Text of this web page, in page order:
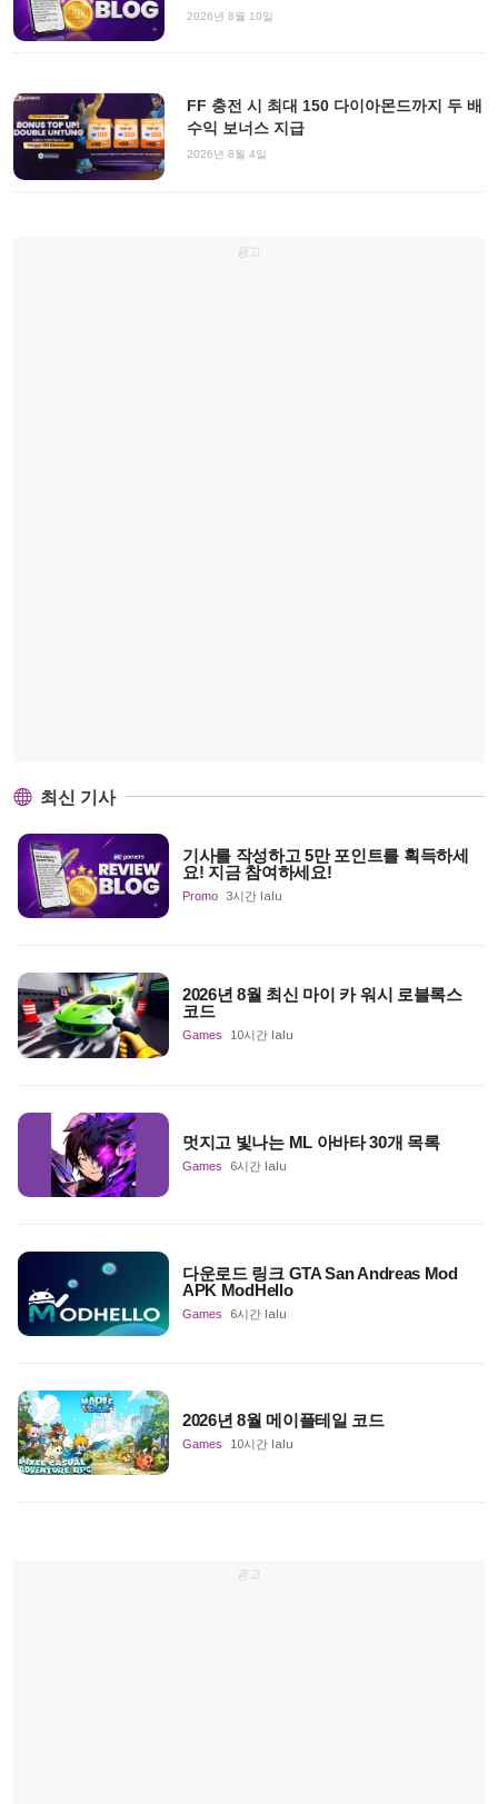
2026년 8월 10일
FF 충전 시 최대 150 다이아몬드까지 두 배
수익 보너스 지급
2026년 8월 4일
광고
최신 기사
기사를 작성하고 5만 포인트를 획득하세
요! 지금 참여하세요!
Promo 3시간 lalu
2026년 8월 최신 마이 카 워시 로블록스
코드
Games 10시간 lalu
멋지고 빛나는 ML 아바타 30개 목록
Games 6시간 lalu
다운로드 링크 GTA San Andreas Mod
APK ModHello
Games 6시간 lalu
2026년 8월 메이플테일 코드
Games 10시간 lalu
광고